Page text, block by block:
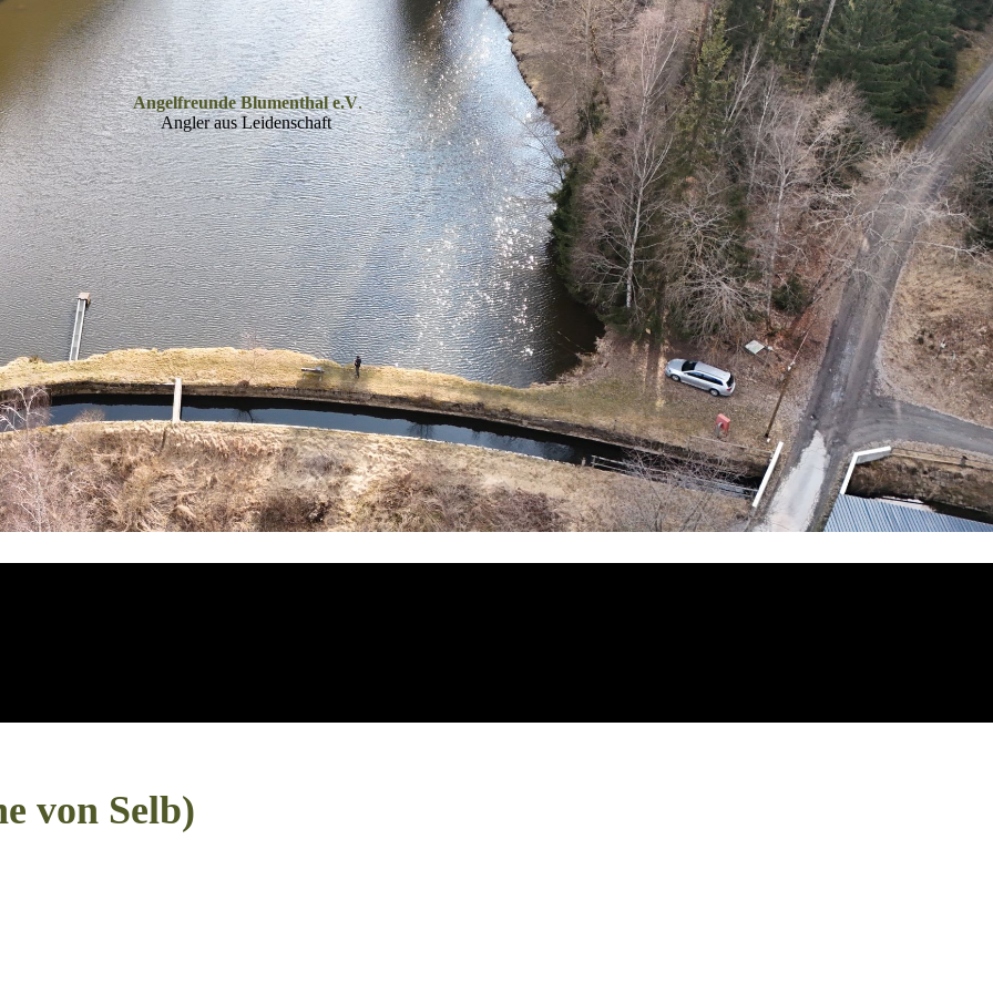
Angelfreunde Blumenthal e.V.
Angler aus Leidenschaft
von Selb)